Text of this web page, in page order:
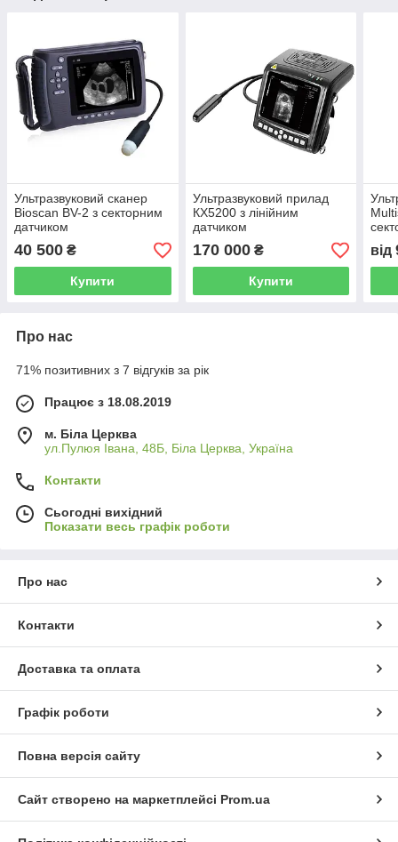
Ультразвуковий сканер
Bioscan BV-2 з секторним
датчиком
40 500 ₴
Купити
Ультразвуковий прилад
КХ5200 з лінійним
датчиком
170 000₴
Купити
від
Про нас
71% позитивних з 7 відгуків за рік
Працює з 18.08.2019
м. Біла Церква
ул.Пулюя Івана, 48Б, Біла Церква, Україна
Контакти
Сьогодні вихідний
Показати весь графік роботи
Про нас
Контакти
Доставка та оплата
Графік роботи
Повна версія сайту
Сайт створено на маркетплейсі Prom.ua